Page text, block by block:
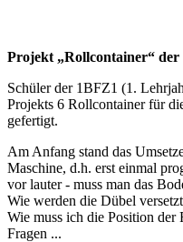
Projekt „Rollcontainer“
Schüler der 1BFZ1 (1.
Projekts 6 Rollcontainer für
gefertigt.
Am Anfang stand das
Maschine, d.h. erst einmal
vor lauter - muss man das
Wie werden die Dübel
Wie muss ich die Position
Fragen ...